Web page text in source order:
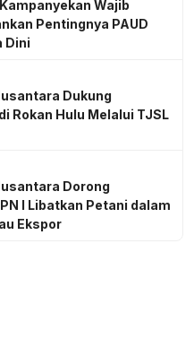
Wajib
Pentingnya PAUD
Dini
Dukung
Rokan Hulu Melalui TJSL
Dorong
I Libatkan Petani dalam
Ekspor